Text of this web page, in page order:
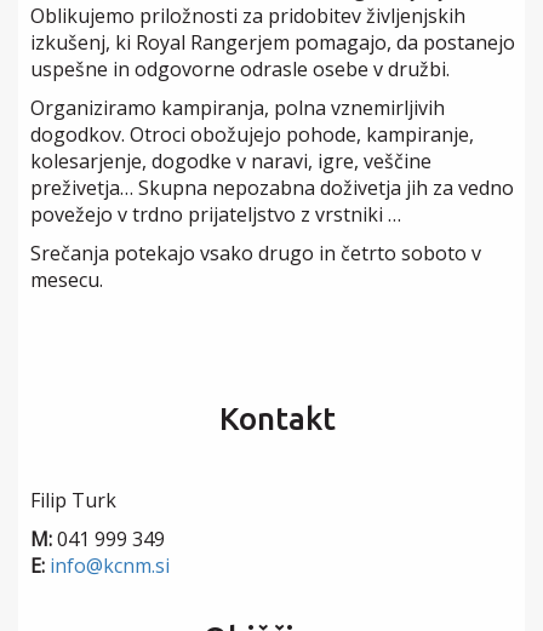
Oblikujemo priložnosti za pridobitev življenjskih
izkušenj, ki Royal Rangerjem pomagajo, da postanejo
uspešne in odgovorne odrasle osebe v družbi.
Organiziramo kampiranja, polna vznemirljivih
dogodkov. Otroci obožujejo pohode, kampiranje,
kolesarjenje, dogodke v naravi, igre, veščine
preživetja… Skupna nepozabna doživetja jih za vedno
povežejo v trdno prijateljstvo z vrstniki …
Srečanja potekajo vsako drugo in četrto soboto v
mesecu.
Kontakt
Filip Turk
M:041 999 349
E: info@kcnm.si